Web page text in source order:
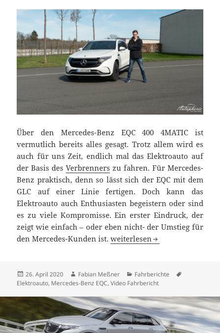
Über den Mercedes-Benz EQC 400 4MATIC ist
vermutlich bereits alles gesagt. Trotz allem wird es
auch für uns Zeit, endlich mal das Elektroauto auf
der Basis desVerbrenners zu fahren. Für Mercedes-
Benz praktisch, denn so lässt sich der EQC mit dem
GLC auf einer Linie fertigen. Doch kann das
Elektroauto auch Enthusiasten begeistern oder sind
es zu viele Kompromisse. Ein erster Eindruck, der
zeigt wie einfach – oder eben nicht- der Umstieg für
den Mercedes-Kunden ist.EQC 400 4MATIC Test: das
weiterlesen
Veröffentlicht
am
26. April 2020 Autor
Fabian Meßner Kategorien
Fahrberichte
Elektroauto, Mercedes-Benz EQC,Video Fahrbericht